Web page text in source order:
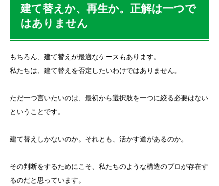
建て替えか、再生か。正解は一つで
はありません
もちろん、建て替えが最適なケースもあります。
私たちは、建て替えを否定したいわけではありません。
ただ一つ言いたいのは、最初から選択肢を一つに絞る必要はない
ということです。
建て替えしかないのか。それとも、活かす道があるのか。
その判断をするためにこそ、私たちのような構造のプロが存在す
るのだと思っています。